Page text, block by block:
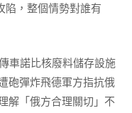
陷，整個情勢對誰有
車諾比核廢料儲存設施
砲彈炸飛德軍方指抗俄
解「俄方合理關切」不